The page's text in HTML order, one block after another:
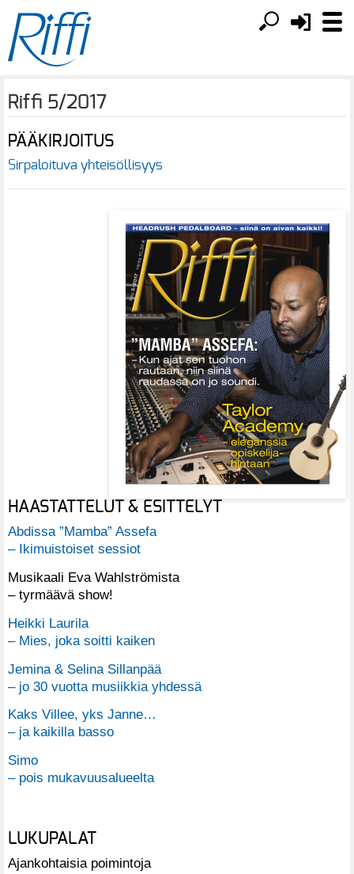
Riffi 5/2017
PÄÄKIRJOITUS
Sirpaloituva yhteisöllisyys
HAASTATTELUT & ESITTELYT
Abdissa ”Mamba” Assefa
– Ikimuistoiset sessiot
Musikaali Eva Wahlströmista
– tyrmäävä show!
Heikki Laurila
– Mies, joka soitti kaiken
Jemina & Selina Sillanpää
– jo 30 vuotta musiikkia yhdessä
Kaks Villee, yks Janne…
– ja kaikilla basso
Simo
– pois mukavuusalueelta
LUKUPALAT
Ajankohtaisia poimintoja